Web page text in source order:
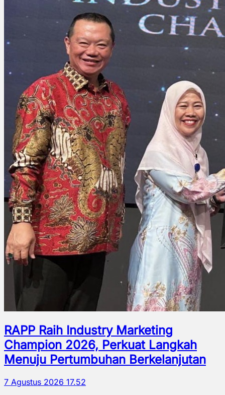
RAPP Raih Industry Marketing
Champion 2026, Perkuat Langkah
Menuju Pertumbuhan Berkelanjutan
7 Agustus 2026 17.52